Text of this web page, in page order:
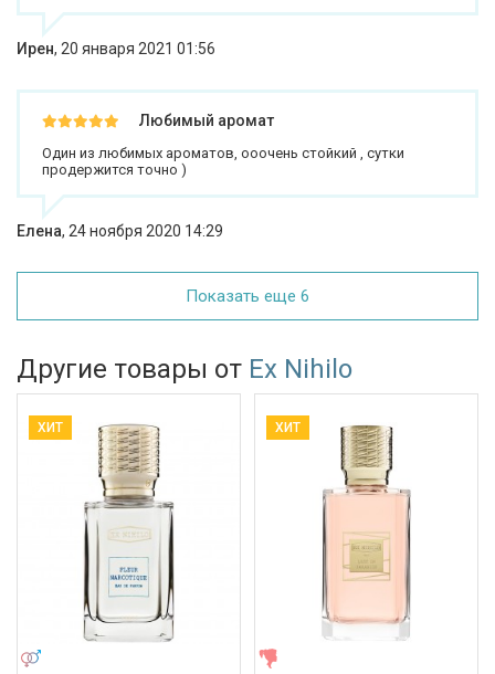
Ирен, 20 января 2021 01:56
Любимый аромат
Один из любимых ароматов, ооочень стойкий , сутки
продержится точно )
Елена, 24 ноября 2020 14:29
Показать еще 6
Другие товары от Ex Nihilo
ХИТ ХИТ